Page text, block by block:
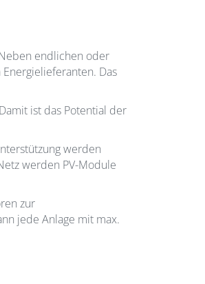
endlichen oder
Das
ist das Potential der
werden
werden PV-Module
zur
jede Anlage mit max.